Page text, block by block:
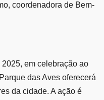
coordenadora de Bem-
em celebração ao
das Aves oferecerá
da cidade. A ação é